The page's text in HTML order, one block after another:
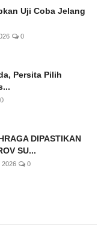
Uji Coba Jelang
0
Persita Pilih
0
DIPASTIKAN
SU...
2026 0